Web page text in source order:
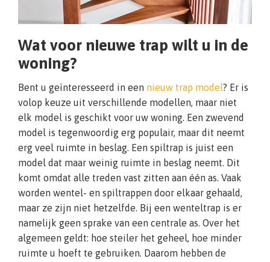
Wat voor nieuwe trap wilt u in de
woning?
Bent u geïnteresseerd in een nieuw trap model? Er is
volop keuze uit verschillende modellen, maar niet
elk model is geschikt voor uw woning. Een zwevend
model is tegenwoordig erg populair, maar dit neemt
erg veel ruimte in beslag. Een spiltrap is juist een
model dat maar weinig ruimte in beslag neemt. Dit
komt omdat alle treden vast zitten aan één as. Vaak
worden wentel- en spiltrappen door elkaar gehaald,
maar ze zijn niet hetzelfde. Bij een wenteltrap is er
namelijk geen sprake van een centrale as. Over het
algemeen geldt: hoe steiler het geheel, hoe minder
ruimte u hoeft te gebruiken. Daarom hebben de